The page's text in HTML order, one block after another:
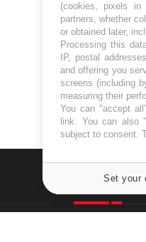
(cookies, pixels in
partners, whether
or obtained later,
Processing this
IP, postal
and offering you
screens (including
measuring their
You can "accept
link. You can also
subject to consent.
Set your